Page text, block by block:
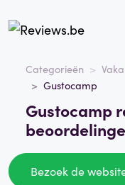
Categorieën
Gustocamp
Gustocamp
Bezoek de